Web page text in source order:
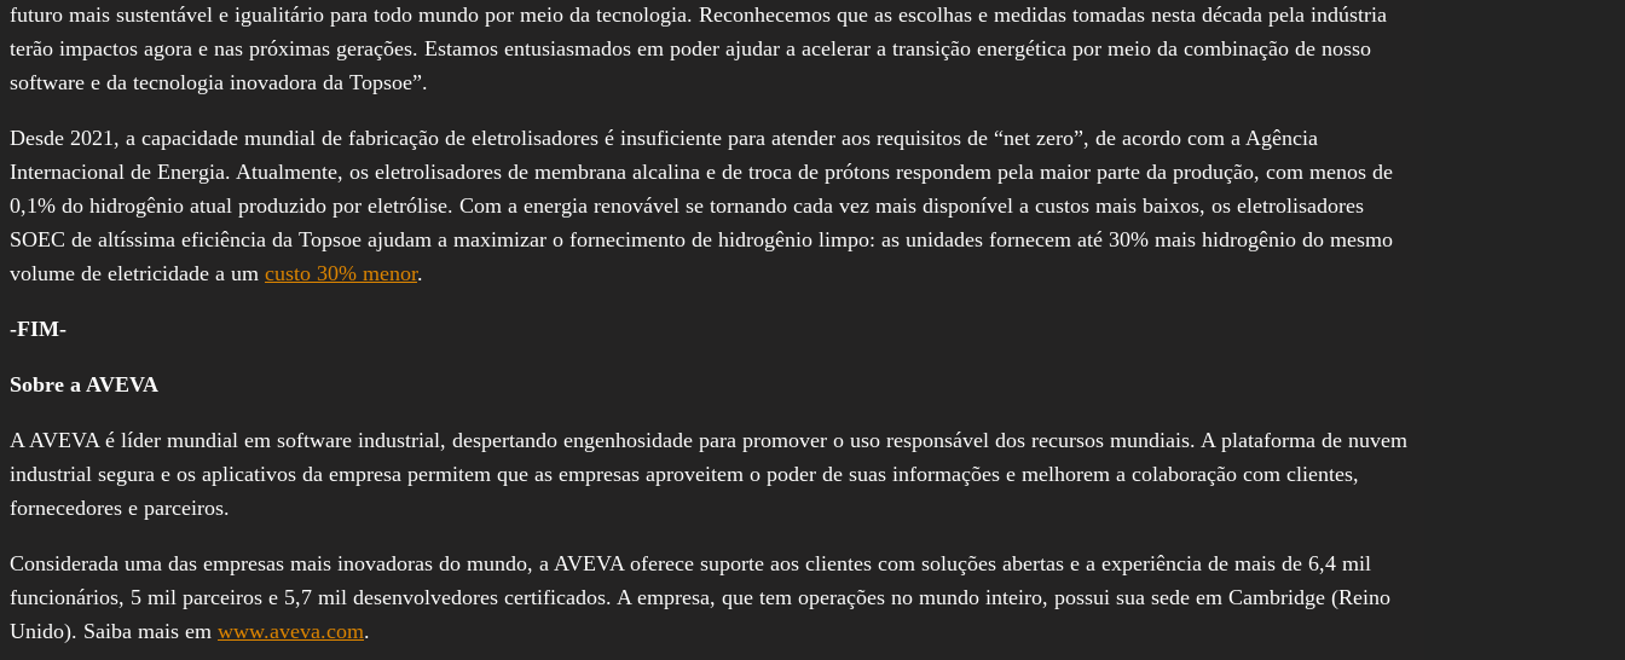
futuro mais sustentável e igualitário para todo mundo por meio da tecnologia. Reconhecemos que as escolhas e medidas tomadas nesta década pela indústria
terão impactos agora e nas próximas gerações. Estamos entusiasmados em poder ajudar a acelerar a transição energética por meio da combinação de nosso
software e da tecnologia inovadora da Topsoe”.
Desde 2021, a capacidade mundial de fabricação de eletrolisadores é insuficiente para atender aos requisitos de “net zero”, de acordo com a Agência
Internacional de Energia. Atualmente, os eletrolisadores de membrana alcalina e de troca de prótons respondem pela maior parte da produção, com menos de
0,1% do hidrogênio atual produzido por eletrólise. Com a energia renovável se tornando cada vez mais disponível a custos mais baixos, os eletrolisadores
SOEC de altíssima eficiência da Topsoe ajudam a maximizar o fornecimento de hidrogênio limpo: as unidades fornecem até 30% mais hidrogênio do mesmo
volume de eletricidade a um custo 30% menor.
-FIM-
Sobre a AVEVA
A AVEVA é líder mundial em software industrial, despertando engenhosidade para promover o uso responsável dos recursos mundiais. A plataforma de nuvem
industrial segura e os aplicativos da empresa permitem que as empresas aproveitem o poder de suas informações e melhorem a colaboração com clientes,
fornecedores e parceiros.
Considerada uma das empresas mais inovadoras do mundo, a AVEVA oferece suporte aos clientes com soluções abertas e a experiência de mais de 6,4 mil
funcionários, 5 mil parceiros e 5,7 mil desenvolvedores certificados. A empresa, que tem operações no mundo inteiro, possui sua sede em Cambridge (Reino
Unido). Saiba mais em www.aveva.com.